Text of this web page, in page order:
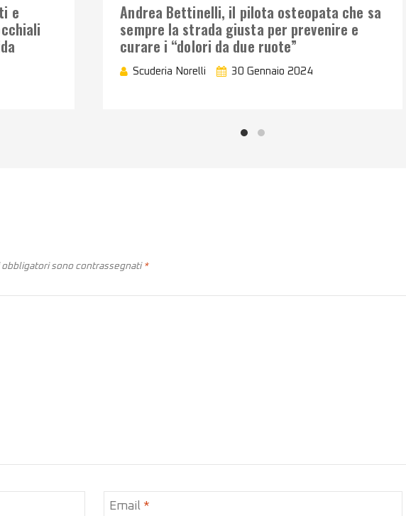
e
Andrea Bettinelli, il pilota osteopata che sa
sempre la strada giusta per prevenire e
curare i “dolori da due ruote”
Scuderia Norelli 30 Gennaio 2024
obbligatori sono contrassegnati *
Email *